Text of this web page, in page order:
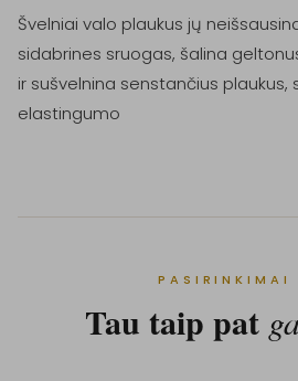
Švelniai valo plaukus jų
sidabrines sruogas, šalina
ir sušvelnina senstančius
elastingumo
PASIRINKIMAI
Tau taip pat